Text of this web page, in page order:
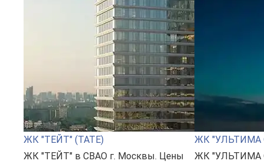
ЖК "ТЕЙТ" (TATE)
ЖК "ТЕЙТ" в СВАО г. Москвы. Цены
ЖК "УЛЬТИМА
ЖК "УЛЬТИМА